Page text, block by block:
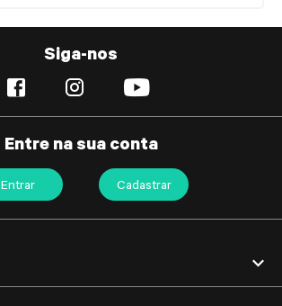
Siga-nos
Entre na sua conta
Entrar Cadastrar